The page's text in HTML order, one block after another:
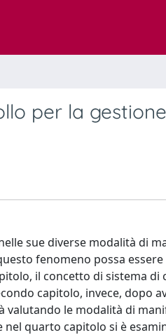
per la
sue diverse modalità di
fenomeno possa
il concetto di sistema di
capitolo, invece, dopo
valutando le modalità di
quarto capitolo si è